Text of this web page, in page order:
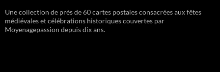
Une collection de près de 60 cartes postales consacrées aux fêtes
médiévales et célébrations historiques couvertes par
Moyenagepassion depuis dix ans.